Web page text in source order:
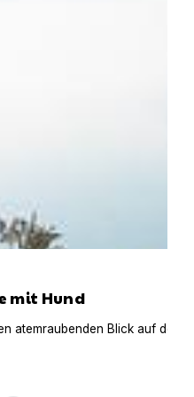
mit Hund
atemraubenden Blick auf den